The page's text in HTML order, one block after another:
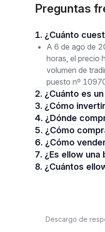
Preguntas
1. ¿Cuánto
A 6 de ago de
horas, el precio
volumen de
puesto nº
2. ¿Cuánto es
3. ¿Cómo
4. ¿Dónde
5. ¿Cómo
6. ¿Cómo
7. ¿Es ellow
8. ¿Cuántos
Descargo de